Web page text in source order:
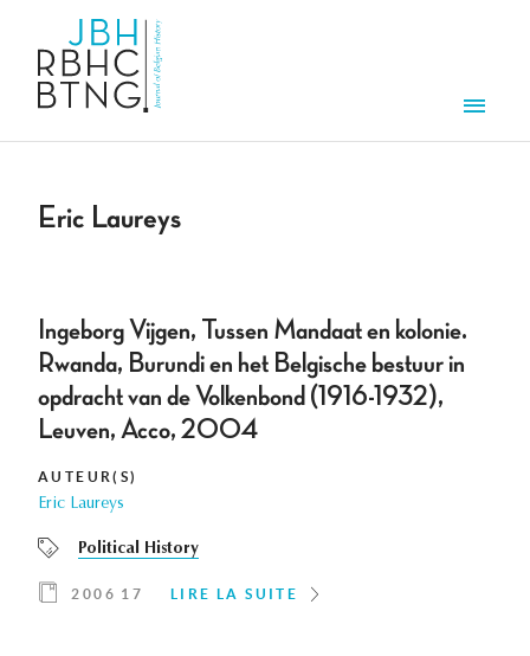
Eric Laureys
Ingeborg Vijgen, Tussen Mandaat en kolonie.
Rwanda, Burundi en het Belgische bestuur in
opdracht van de Volkenbond (1916-1932),
Leuven, Acco, 2004
AUTEUR(S)
Eric Laureys
Political History
2006 17 LIRE LA SUITE